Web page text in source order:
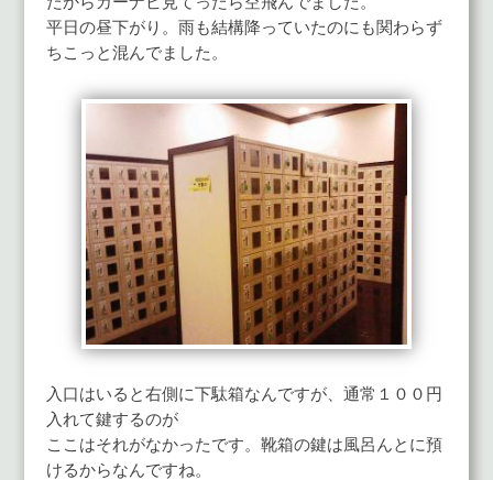
平日の昼下がり。雨も結構降っていたのにも関わらず
ちこっと混んでました。
入口はいると右側に下駄箱なんですが、通常１００円
入れて鍵するのが
ここはそれがなかったです。靴箱の鍵は風呂んとに預
けるからなんですね。